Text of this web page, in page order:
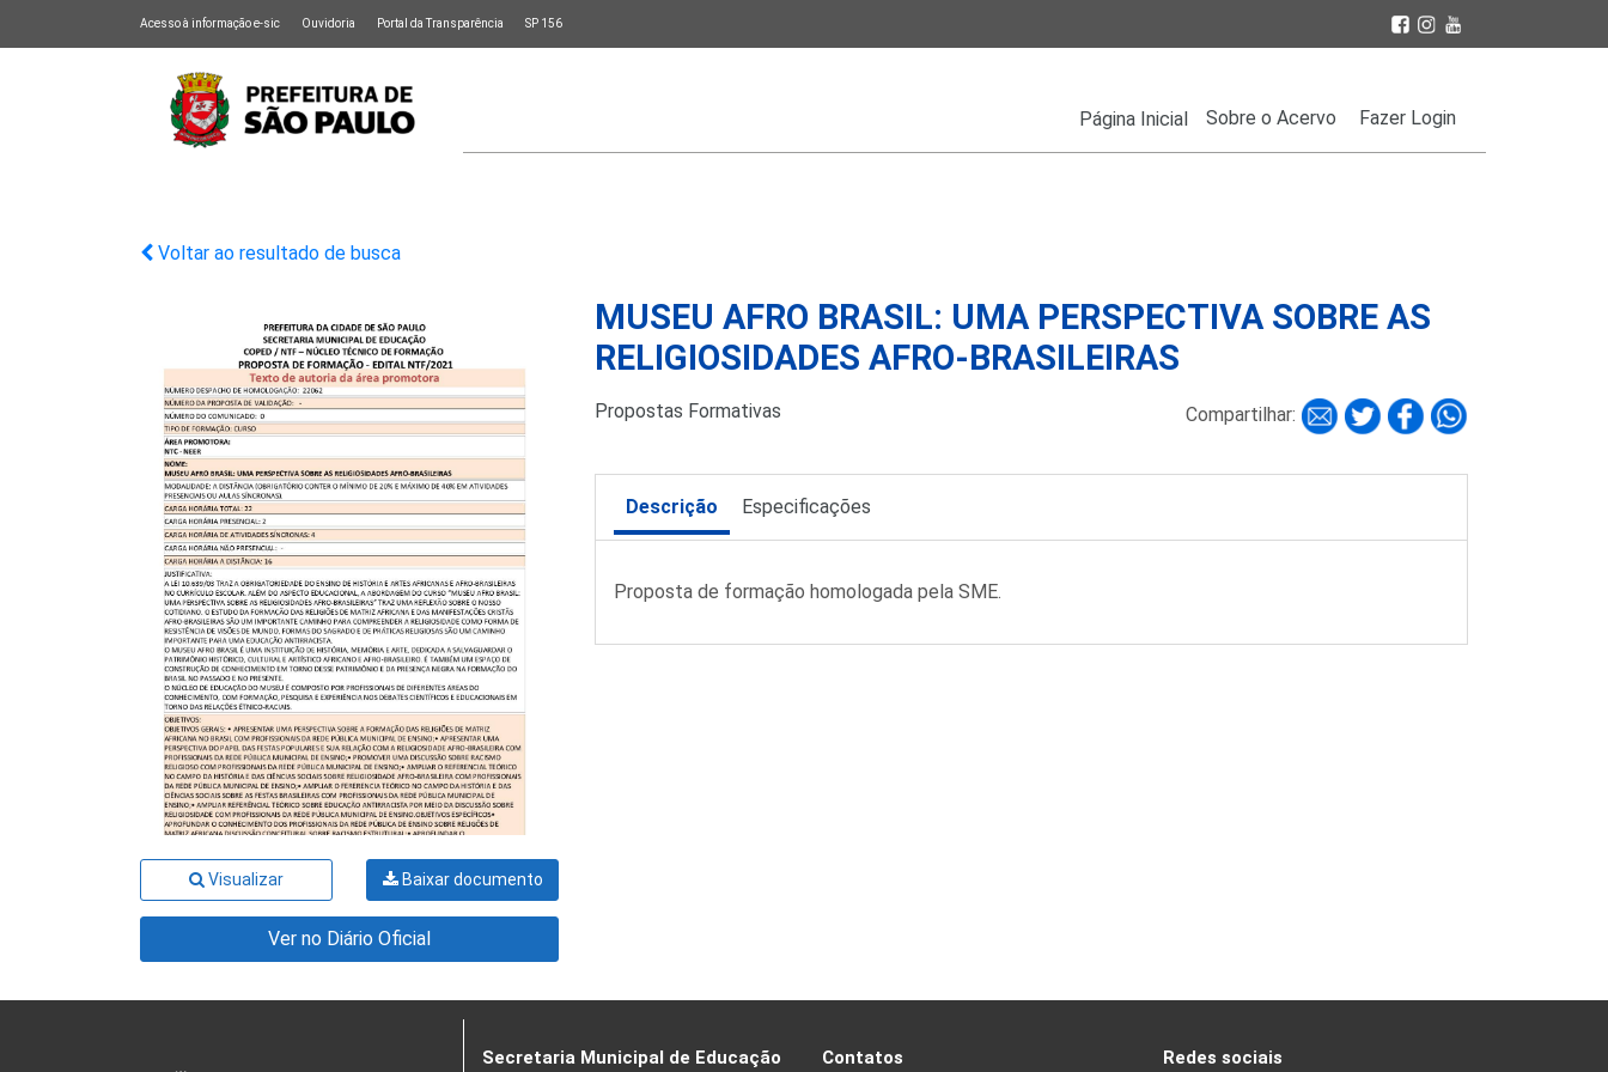
Acesso à informação e-sic Ouvidoria Portal da Transparência SP 156
Página Inicial Sobre o Acervo Fazer Login
Voltar ao resultado de busca
Visualizar Baixar documento
Ver no Diário Oficial
MUSEU AFRO BRASIL: UMA PERSPECTIVA SOBRE AS
RELIGIOSIDADES AFRO-BRASILEIRAS
Propostas Formativas Compartilhar:
Descrição Especificações
Proposta de formação homologada pela SME.
Secretaria Municipal de Educação Contatos Redes sociais